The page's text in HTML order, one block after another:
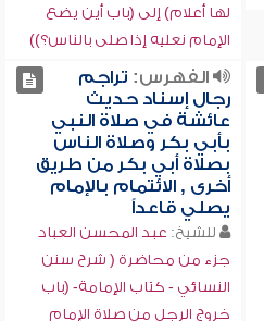
لها أعلام) إلى (باب أين يضع
الإمام نعليه إذا صلى بالناس؟))
الفهرس: تراجم
رجال إسناد حديث
عائشة في صلاة النبي
بأبي بكر وصلاة الناس
بصلاة أبي بكر من طريق
أخرى , الائتمام بالإمام
يصلي قاعداً
للشيخ: عبد المحسن العباد
جزء من محاضرة ( شرح سنن
النسائي - كتاب الإمامة- (باب
خروج الرجل من صلاة الإمام